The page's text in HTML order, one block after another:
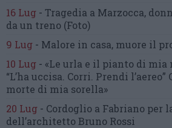
16 Lug - Tragedia a Marzocca,
da un treno (Foto)
9 Lug - Malore in casa, muore il
10 Lug - «Le urla e il pianto di mia
“L’ha uccisa. Corri. Prendi l’aereo”
morte di mia sorella»
20 Lug - Cordoglio a Fabriano per
dell’architetto Bruno Rossi